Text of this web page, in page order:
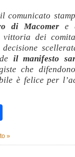
comunicato
di Macomer e
vittoria dei
il manifesto
che
è felice per
»